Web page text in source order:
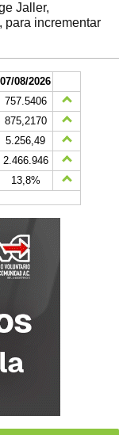
Jaller,
para incrementar
07/08/2026
757.5406
875,2170
5.256,49
2.466.946
13,8%